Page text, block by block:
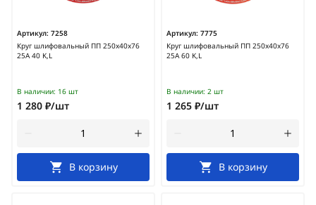
Артикул: 7258
Круг шлифовальный ПП 250х40х76
25А 40 K,L
В наличии: 16 шт
1 280 ₽/шт
В корзину
Артикул: 7775
Круг шлифовальный ПП 250х40х76
25А 60 K,L
В наличии: 2 шт
1 265 ₽/шт
В корзину